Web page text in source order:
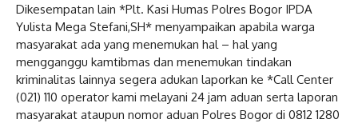
Dikesempatan lain *Plt. Kasi Humas Polres Bogor IPDA
Yulista Mega Stefani,SH* menyampaikan apabila warga
masyarakat ada yang menemukan hal – hal yang
mengganggu kamtibmas dan menemukan tindakan
kriminalitas lainnya segera adukan laporkan ke *Call Center
(021) 110 operator kami melayani 24 jam aduan serta laporan
masyarakat ataupun nomor aduan Polres Bogor di 0812 1280